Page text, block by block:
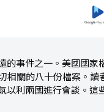
的事件之一。美國國家
相關的八十份檔案。讀
以利兩國進行會談。這